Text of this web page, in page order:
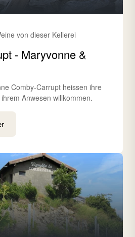
von dieser Kellerei
- Maryvonne &
Comby-Carrupt heissen ihre
Anwesen willkommen.